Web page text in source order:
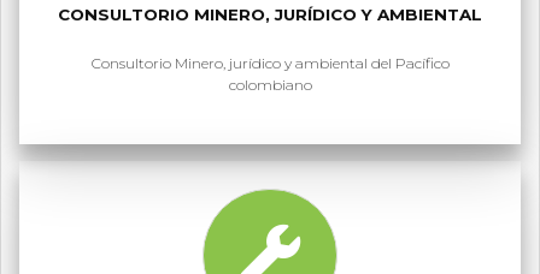
CONSULTORIO MINERO, JURÍDICO Y AMBIENTAL
Consultorio Minero, jurídico y ambiental del Pacífico
colombiano